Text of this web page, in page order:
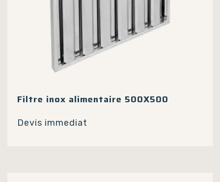
Filtre inox alimentaire 500X500
Devis immediat